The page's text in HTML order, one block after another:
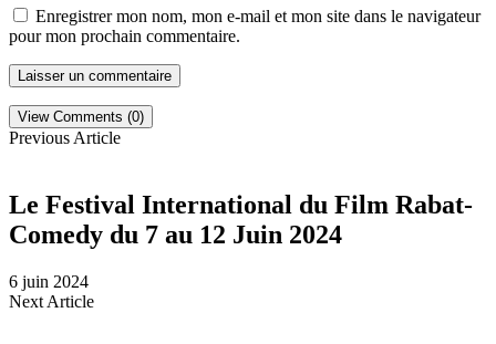
Enregistrer mon nom, mon e-mail et mon site dans le navigateur
pour mon prochain commentaire.
View Comments (0)
Previous Article
Le Festival International du Film Rabat-
Comedy du 7 au 12 Juin 2024
6 juin 2024
Next Article